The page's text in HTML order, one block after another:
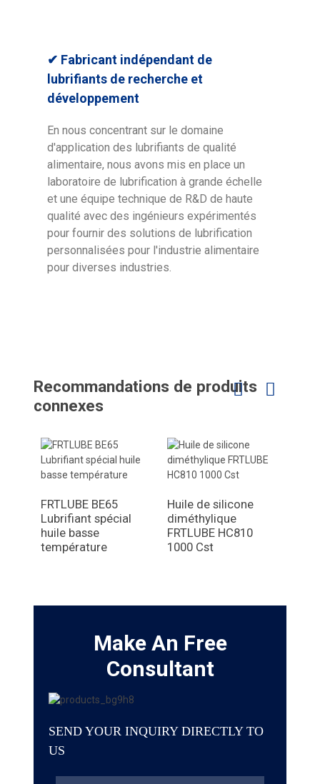
✔ Fabricant indépendant de
lubrifiants de recherche et
développement
En nous concentrant sur le domaine
d'application des lubrifiants de qualité
alimentaire, nous avons mis en place un
laboratoire de lubrification à grande échelle
et une équipe technique de R&D de haute
qualité avec des ingénieurs expérimentés
pour fournir des solutions de lubrification
personnalisées pour l'industrie alimentaire
pour diverses industries.
Recommandations de produits
connexes
FRTLUBE BE65
Lubrifiant spécial
huile basse
température
Huile de silicone
diméthylique
FRTLUBE HC810
1000 Cst
Make An Free
Consultant
SEND YOUR INQUIRY DIRECTLY TO
US